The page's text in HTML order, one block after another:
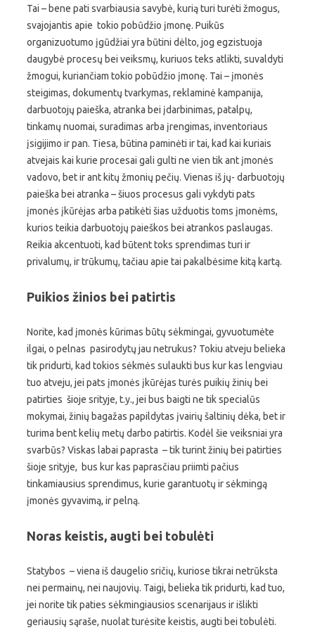
Tai – bene pati svarbiausia savybė, kurią turi turėti žmogus,
svajojantis apie tokio pobūdžio įmonę. Puikūs
organizuotumo įgūdžiai yra būtini dėlto, jog egzistuoja
daugybė procesų bei veiksmų, kuriuos teks atlikti, suvaldyti
žmogui, kuriančiam tokio pobūdžio įmonę. Tai – įmonės
steigimas, dokumentų tvarkymas, reklaminė kampanija,
darbuotojų paieška, atranka bei įdarbinimas, patalpų,
tinkamų nuomai, suradimas arba įrengimas, inventoriaus
įsigijimo ir pan. Tiesa, būtina paminėti ir tai, kad kai kuriais
atvejais kai kurie procesai gali gulti ne vien tik ant įmonės
vadovo, bet ir ant kitų žmonių pečių. Vienas iš jų- darbuotojų
paieška bei atranka – šiuos procesus gali vykdyti pats
įmonės įkūrėjas arba patikėti šias užduotis toms įmonėms,
kurios teikia darbuotojų paieškos bei atrankos paslaugas.
Reikia akcentuoti, kad būtent toks sprendimas turi ir
privalumų, ir trūkumų, tačiau apie tai pakalbėsime kitą kartą.
Puikios žinios bei patirtis
Norite, kad įmonės kūrimas būtų sėkmingai, gyvuotumėte
ilgai, o pelnas pasirodytų jau netrukus? Tokiu atveju belieka
tik pridurti, kad tokios sėkmės sulaukti bus kur kas lengviau
tuo atveju, jei pats įmonės įkūrėjas turės puikių žinių bei
patirties šioje srityje, t.y., jei bus baigti ne tik specialūs
mokymai, žinių bagažas papildytas įvairių šaltinių dėka, bet ir
turima bent kelių metų darbo patirtis. Kodėl šie veiksniai yra
svarbūs? Viskas labai paprasta – tik turint žinių bei patirties
šioje srityje, bus kur kas paprasčiau priimti pačius
tinkamiausius sprendimus, kurie garantuotų ir sėkmingą
įmonės gyvavimą, ir pelną.
Noras keistis, augti bei tobulėti
Statybos – viena iš daugelio sričių, kuriose tikrai netrūksta
nei permainų, nei naujovių. Taigi, belieka tik pridurti, kad tuo,
jei norite tik paties sėkmingiausios scenarijaus ir išlikti
geriausių sąraše, nuolat turėsite keistis, augti bei tobulėti.